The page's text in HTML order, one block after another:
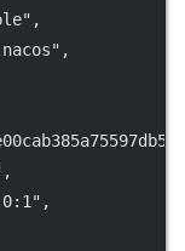
,
,
,
,